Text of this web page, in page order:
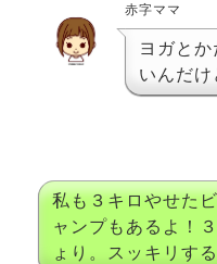
赤字ママ
ヨガと
いんだけ
私も３キロやせた
ャンプもあるよ！
ょり。スッキリする